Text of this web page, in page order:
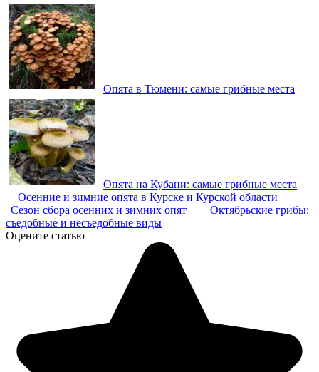
Опята в Тюмени: самые грибные места
Опята на Кубани: самые грибные места
Осенние и зимние опята в Курске и Курской области
Сезон сбора осенних и зимних опят
Октябрьские грибы:
съедобные и несъедобные виды
Оцените статью